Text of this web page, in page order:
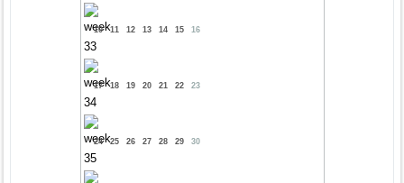
10 11 12 13 14 15 16
17 18 19 20 21 22 23
24 25 26 27 28 29 30